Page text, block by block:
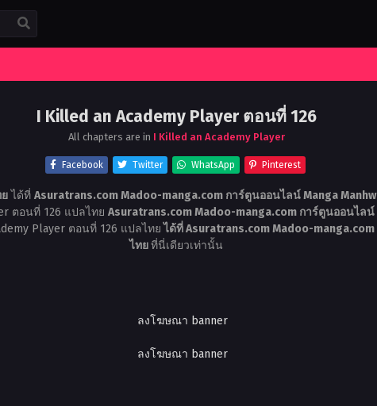
I Killed an Academy Player ตอนที่ 126
All chapters are in I Killed an Academy Player
Facebook Twitter WhatsApp Pinterest
ได้ที่ Asuratrans.com Madoo-manga.com การ์ตูนออนไลน์ Manga
ตอนที่ 126 แปลไทย Asuratrans.com Madoo-manga.com การ์ตูนออนไลน์
Player ตอนที่ 126 แปลไทยได้ที่ Asuratrans.com Madoo-
ไทยที่นี่เดียวเท่านั้น